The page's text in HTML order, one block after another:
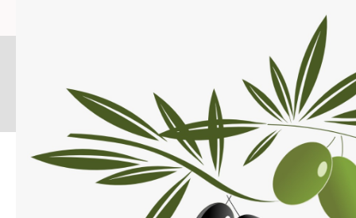
Нажмите на изображение, что бы открыть меню